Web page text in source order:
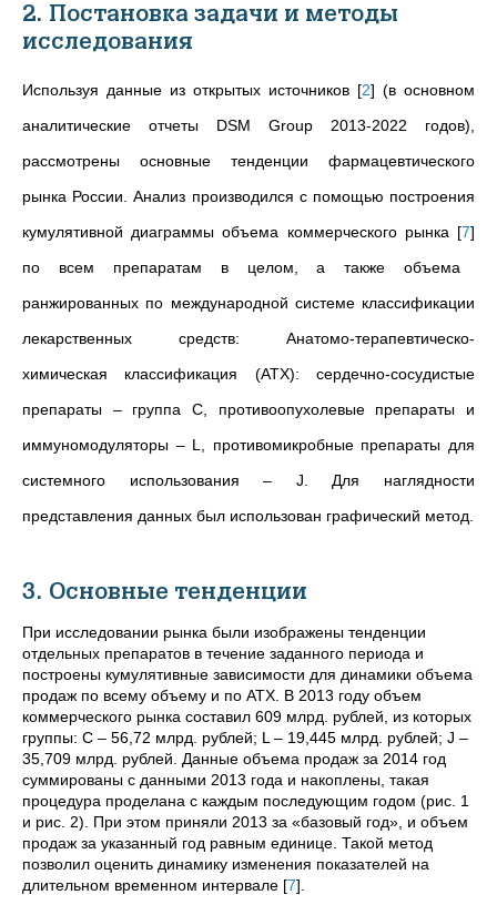
2. Постановка задачи и методы
исследования
Используя данные из открытых источников [2] (в основном
аналитические отчеты DSM Group 2013-2022 годов),
рассмотрены основные тенденции фармацевтического
рынка России. Анализ производился с помощью построения
кумулятивной диаграммы объема коммерческого рынка [7]
по всем препаратам в целом, а также объема
ранжированных по международной системе классификации
лекарственных средств: Анатомо-терапевтическо-
химическая классификация (АТХ): сердечно-сосудистые
препараты –группа C, противоопухолевые препараты и
иммуномодуляторы –L, противомикробные препараты для
системного использования– J. Для наглядности
представления данных был использован графический метод.
3. Основные тенденции
При исследовании рынка были изображены тенденции
отдельных препаратов в течение заданного периода и
построены кумулятивные зависимости для динамики объема
продаж по всему объему и по АТХ. В 2013 году объем
коммерческого рынка составил 609 млрд. рублей, из которых
группы: C – 56,72 млрд. рублей; L – 19,445 млрд. рублей; J –
35,709 млрд. рублей. Данные объема продаж за 2014 год
суммированы с данными 2013 года и накоплены, такая
процедура проделана с каждым последующим годом (рис. 1
и рис. 2). При этом приняли 2013 за «базовый год», и объем
продаж за указанный год равным единице. Такой метод
позволил оценить динамику изменения показателей на
длительном временном интервале [7]